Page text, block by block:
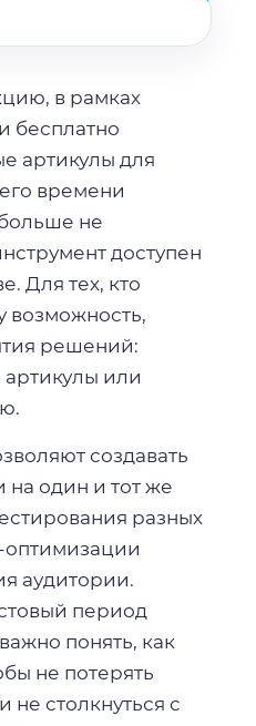
в рамках
бесплатно
артикулы для
времени
не
доступен
Для тех, кто
возможность,
решений:
артикулы или
создавать
один и тот же
разных
оптимизации
аудитории.
период
понять, как
не потерять
столкнуться с